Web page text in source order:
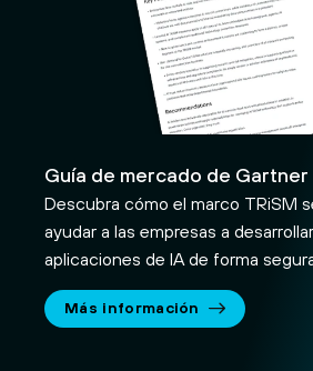
Guía de mercado de Gartner
Descubra cómo el marco TRiSM
ayudar a las empresas a
aplicaciones de IA de forma
Más información